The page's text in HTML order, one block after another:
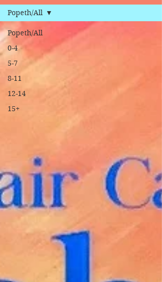
Popeth/All
0-4
5-7
8-11
12-14
15+
Popeth/All